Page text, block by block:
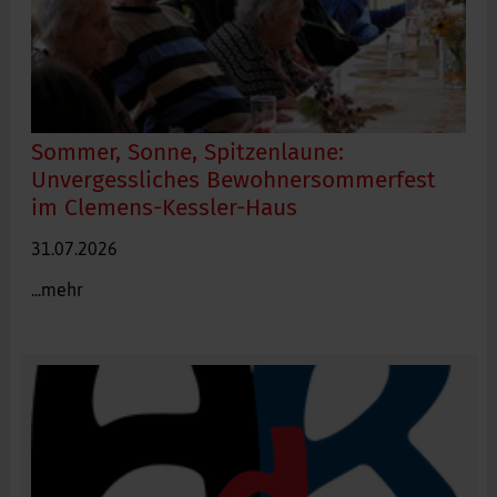
Brigitte Dollansky (Allgäuer Zeitung)
Sommer, Sonne, Spitzenlaune:
Unvergessliches Bewohnersommerfest
im Clemens-Kessler-Haus
31.07.2026
...mehr